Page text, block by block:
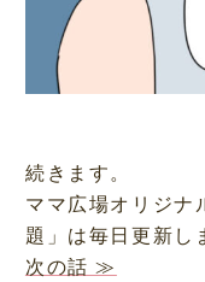
続きます。
ママ広場オリジナ
題」は毎日更新し
次の話 ≫